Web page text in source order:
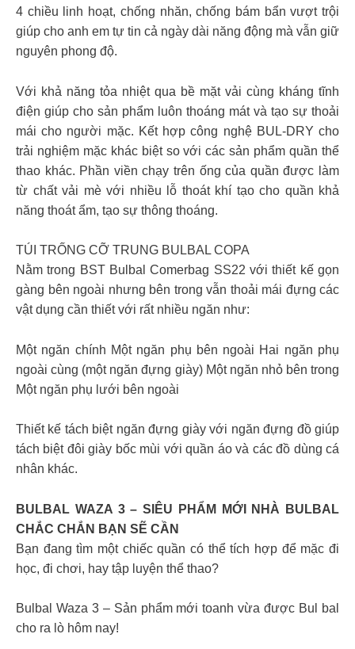
4 chiều linh hoạt, chống nhăn, chống bám bẩn vượt trội
giúp cho anh em tự tin cả ngày dài năng động mà vẫn giữ
nguyên phong độ.
Với khả năng tỏa nhiệt qua bề mặt vải cùng kháng tĩnh
điện giúp cho sản phẩm luôn thoáng mát và tạo sự thoải
mái cho người mặc. Kết hợp công nghệ BUL-DRY cho
trải nghiệm mặc khác biệt so với các sản phẩm quần thể
thao khác. Phần viền chạy trên ống của quần được làm
từ chất vải mè với nhiều lỗ thoát khí tạo cho quần khả
năng thoát ẩm, tạo sự thông thoáng.
TÚI TRỐNG CỠ TRUNG BULBAL COPA
Nằm trong BST Bulbal Comerbag SS22 với thiết kế gọn
gàng bên ngoài nhưng bên trong vẫn thoải mái đựng các
vật dụng cần thiết với rất nhiều ngăn như:
Một ngăn chính Một ngăn phụ bên ngoài Hai ngăn phụ
ngoài cùng (một ngăn đựng giày) Một ngăn nhỏ bên trong
Một ngăn phụ lưới bên ngoài
Thiết kế tách biệt ngăn đựng giày với ngăn đựng đồ giúp
tách biệt đôi giày bốc mùi với quần áo và các đồ dùng cá
nhân khác.
BULBAL WAZA 3 – SIÊU PHẨM MỚI NHÀ BULBAL
CHẮC CHẮN BẠN SẼ CẦN
Bạn đang tìm một chiếc quần có thể tích hợp để mặc đi
học, đi chơi, hay tập luyện thể thao?
Bulbal Waza 3 – Sản phẩm mới toanh vừa được Bul bal
cho ra lò hôm nay!